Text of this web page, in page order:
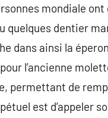
mondiale
quelques dentier
dans ainsi la
l’ancienne
permettant de
est d’appeler